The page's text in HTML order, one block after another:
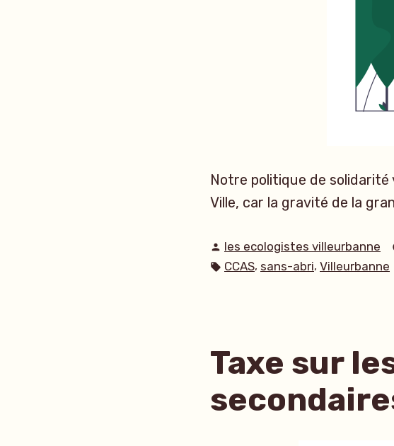
Notre politique de solidarité
Ville, car la gravité de la
Publié
par
les ecologistes villeurbanne
Étiquettes :
CCAS, sans-abri, Villeurbanne
Taxe sur